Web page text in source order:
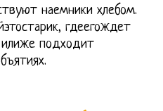
наемники хлебом.
гдеегождет
подходит